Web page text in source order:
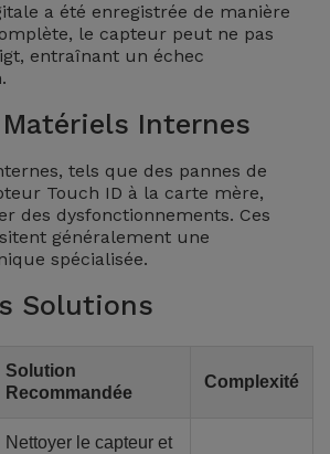
a été enregistrée de manière
le capteur peut ne pas
entraînant un échec
Internes
tels que des pannes de
Touch ID à la carte mère,
des dysfonctionnements. Ces
généralement une
spécialisée.
Solutions
Solution
Recommandée
Complexité
Nettoyer le capteur et